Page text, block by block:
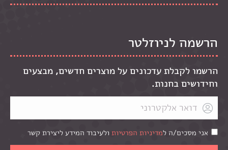
הרשמה לניוזלטר
הרשמו לקבלת עדכונים על מוצרים חדשים, מבצעים
וחידושים בחנות.
אני מסכים/ה למדיניות הפרטיות ולעיבוד המידע ליצירת קשר